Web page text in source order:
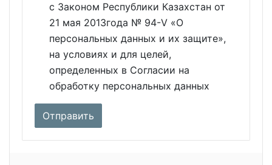
с Законом Республики Казахстан от
21 мая 2013года № 94-V «О
персональных данных и их защите»,
на условиях и для целей,
определенных в Согласии на
обработку персональных данных